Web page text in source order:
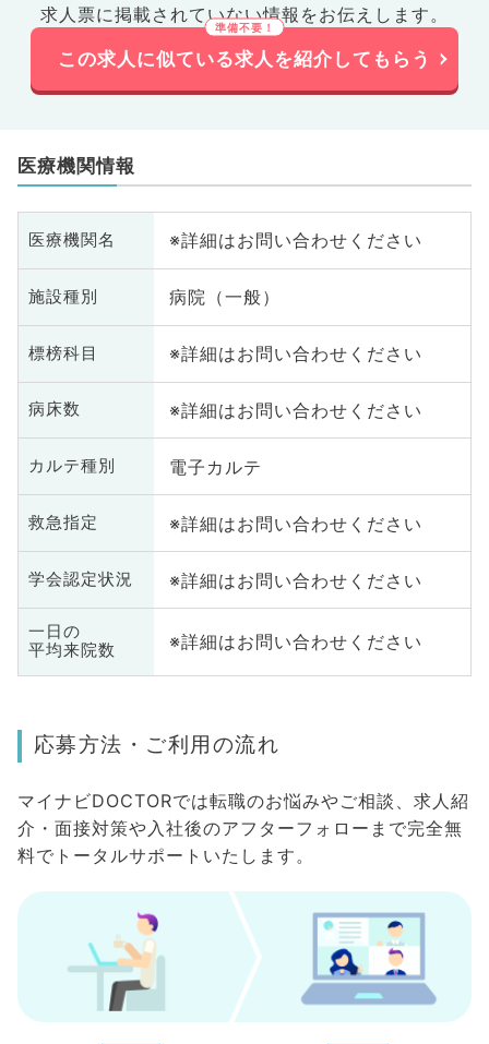
求人票に掲載されていない情報をお伝えします。
この求人に似ている求人を紹介してもらう
医療機関情報
医療機関名 ※詳細はお問い合わせください
施設種別 病院（一般）
標榜科目 ※詳細はお問い合わせください
病床数 ※詳細はお問い合わせください
カルテ種別 電子カルテ
救急指定 ※詳細はお問い合わせください
学会認定状況 ※詳細はお問い合わせください
一日の
平均来院数
※詳細はお問い合わせください
応募方法・ご利用の流れ
マイナビDOCTORでは転職のお悩みやご相談、求人紹
介・面接対策や入社後のアフターフォローまで完全無
料でトータルサポートいたします。